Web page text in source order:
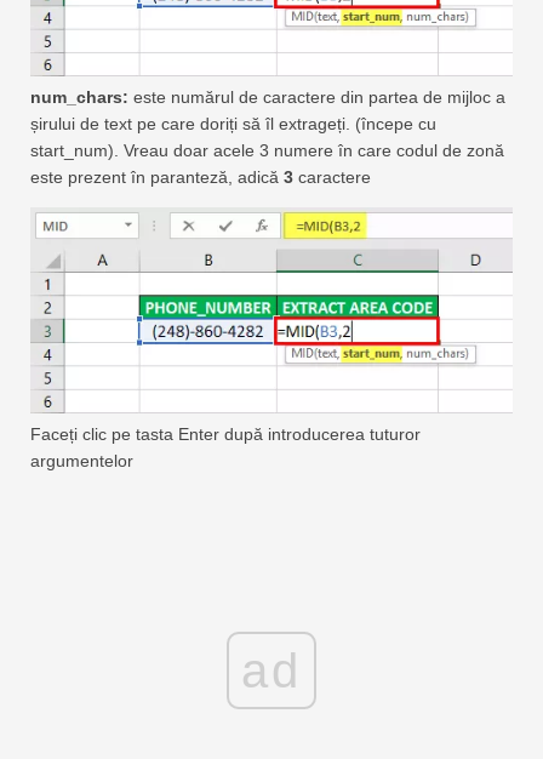
num_chars: este numărul de caractere din partea de mijloc a
șirului de text pe care doriți să îl extrageți. (începe cu
start_num). Vreau doar acele 3 numere în care codul de zonă
este prezent în paranteză, adică 3 caractere
Faceți clic pe tasta Enter după introducerea tuturor
argumentelor
ad